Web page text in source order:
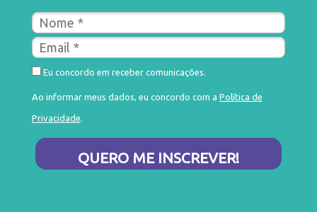
Eu concordo em receber comunicações.
Ao informar meus dados, eu concordo com a Política de
Privacidade.
QUERO ME INSCREVER!